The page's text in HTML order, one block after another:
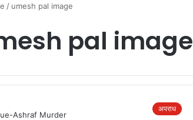
/ umesh pal image
pal image
अपराध